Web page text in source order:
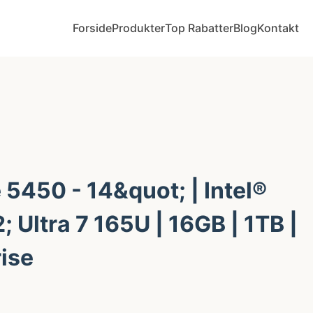
ForsideProdukterTop RabatterBlogKontakt
5450 - 14&quot; | Intel®
7 165U | 16GB | 1TB |